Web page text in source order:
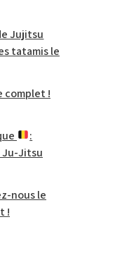
Jujitsu
tatamis le
complet !
:
Ju-Jitsu
nous le
!